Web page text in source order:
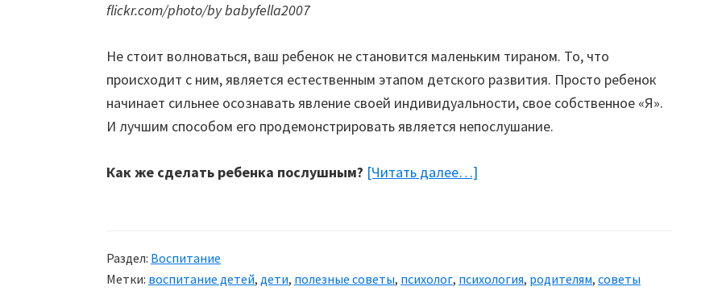
flickr.com/photo/by babyfella2007
Не стоит волноваться, ваш ребенок не становится маленьким тираном. То, что
происходит с ним, является естественным этапом детского развития. Просто ребенок
начинает сильнее осознавать явление своей индивидуальности, свое собственное «Я».
И лучшим способом его продемонстрировать является непослушание.
Как же сделать ребенка послушным? [Читать далее…]
послушным
Раздел: Воспитание
Метки: воспитание детей, дети, полезные советы, психолог, психология, родителям, советы